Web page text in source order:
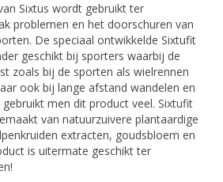
Sixtus wordt gebruikt ter
problemen en het doorschuren van
De speciaal ontwikkelde Sixtufit
geschikt bij sporters waarbij de
zoals bij de sporten als wielrennen
ook bij lange afstand wandelen en
men dit product veel. Sixtufit
van natuurzuivere plantaardige
extracten, goudsbloem en
is uitermate geschikt ter